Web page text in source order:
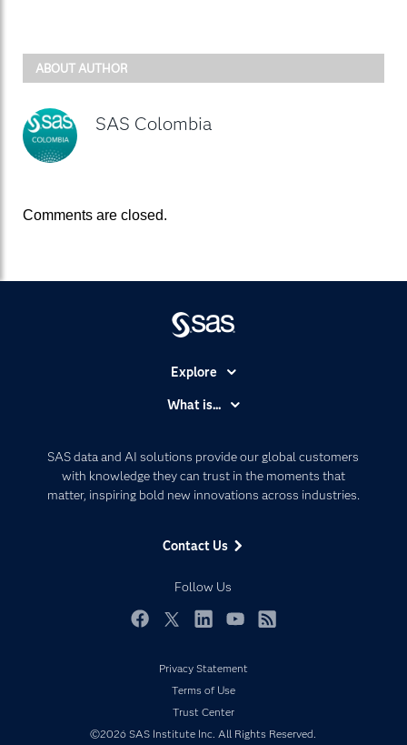
ABOUT AUTHOR
SAS Colombia
Comments are closed.
SAS data and AI solutions provide our global customers
with knowledge they can trust in the moments that
matter, inspiring bold new innovations across industries.
Contact Us
Follow Us
Explore
Communities
Company
Developers
Events
My SAS
Newsroom
Products
What is...
Artificial Intelligence
Data Management
Privacy Statement
Terms of Use
Trust Center
©2026 SAS Institute Inc. All Rights Reserved.